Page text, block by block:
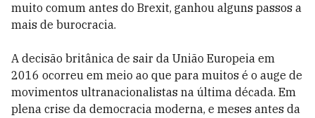
muito comum antes do Brexit, ganhou alguns passos a
mais de burocracia.
A decisão britânica de sair da União Europeia em
2016 ocorreu em meio ao que para muitos é o auge de
movimentos ultranacionalistas na última década. Em
plena crise da democracia moderna, e meses antes da